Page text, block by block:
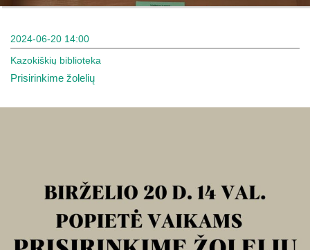
2024-06-20 14:00
Kazokiškių biblioteka
Prisirinkime žolelių